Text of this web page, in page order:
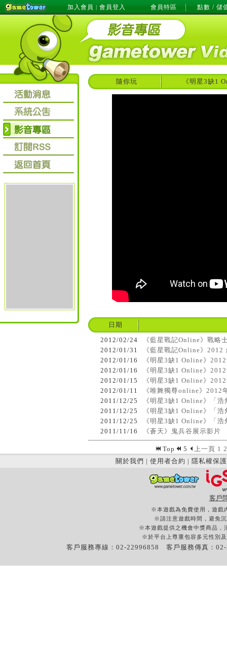
加入會員 | 會員登入 會員特區 點數 / 儲
隨你玩 《明星3缺1
日期
2012/02/24
《藍星戰記Online》戰略
2012/01/31
《藍星戰記Online》2012
2012/01/16
《明星3缺1 Online》
2012/01/16
《明星3缺1 Online》
2012/01/15
《明星3缺1 Online》
2012/01/11
《唯舞獨尊online》2012
2011/12/25
《明星3缺1 Online》「
2011/12/25
《明星3缺1 Online》「
2011/12/25
《明星3缺1 Online》「
2011/11/16
《蒼天》鬼兵谷展示影片
Top 5 上一頁 1 2
關於我們 | 使用者合約 | 隱私權保護
客戶
※本遊戲為免費使用，遊戲
※請注意遊戲時間，避免
※本遊戲提供之機會中獎商品，
※於平台上尊重包容多元性別
客戶服務專線：02-22996858 客戶服務傳真：